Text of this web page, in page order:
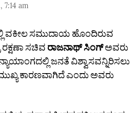
7:14 am
ವಕೀಲ ಸಮುದಾಯ ಹೊಂದಿರುವ
ರಕ್ಷಣಾ ಸಚಿವ ರಾಜನಾಥ್‌ ಸಿಂಗ್ಅವರು
ಜನತೆ ವಿಶ್ವಾಸವನ್ನಿರಿಸಲು
ಕಾರಣವಾಗಿದೆ ಎಂದು ಅವರು